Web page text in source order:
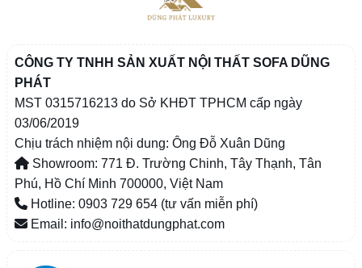
CÔNG TY TNHH SẢN XUẤT NỘI THẤT SOFA DŨNG
PHÁT
MST 0315716213 do Sở KHĐT TPHCM cấp ngày
03/06/2019
Chịu trách nhiệm nội dung: Ông Đỗ Xuân Dũng
Showroom: 771 Đ. Trường Chinh, Tây Thạnh, Tân
Phú, Hồ Chí Minh 700000, Việt Nam
Hotline: 0903 729 654 (tư vấn miễn phí)
Email: info@noithatdungphat.com